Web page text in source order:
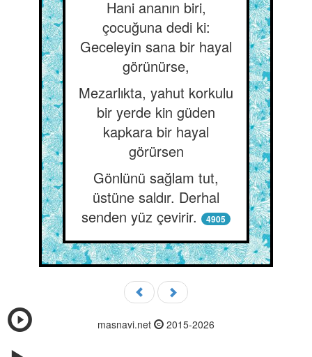
Hani ananın biri,
çocuğuna dedi ki:
Geceleyin sana bir hayal
görünürse,
Mezarlıkta, yahut korkulu
bir yerde kin güden
kapkara bir hayal
görürsen
Gönlünü sağlam tut,
üstüne saldır. Derhal
senden yüz çevirir.
4905
masnavi.net 2015-2026